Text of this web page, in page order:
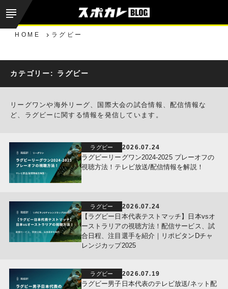
HOME ラグビー
カテゴリー: ラグビー
リーグワンや海外リーグ、国際大会の試合情報、配信情報な
ど、ラグビーに関する情報を発信しています。
ラグビー 2026.07.24
ラグビーリーグワン2024-2025 プレーオフの
視聴方法！テレビ放送/配信情報を解説！
ラグビー 2026.07.24
【ラグビー日本代表テストマッチ】日本vsオ
ーストラリアの視聴方法！配信サービス、試
合日程、注目選手を紹介｜リポビタンDチャ
レンジカップ2025
ラグビー 2026.07.19
ラグビー男子日本代表のテレビ放送/ネット配